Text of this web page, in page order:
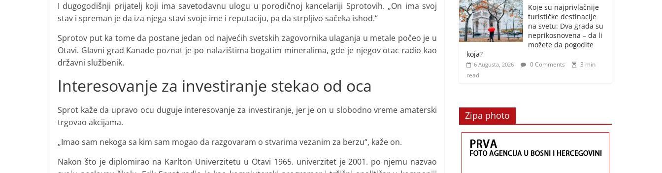
I dugogodišnji prijatelj koji ima savetodavnu ulogu u porodičnoj kancelariji Sprotovih. „On ima svoj
stav i spreman je da iza njega stavi svoje ime i reputaciju, pa da strpljivo sačeka ishod.“
Sprotov put ka tome da postane jedan od najvećih svetskih zagovornika ulaganja u metale počeo je u
Otavi. Glavni grad Kanade poznat je po nalazištima bogatim mineralima, gde je njegov otac radio kao
državni službenik.
Interesovanje za investiranje stekao od oca
Sprot kaže da upravo ocu duguje interesovanje za investiranje, jer je on u slobodno vreme amaterski
trgovao akcijama.
„Imao sam nekoga sa kim sam mogao da razgovaram o stvarima vezanim za berzu“, kaže on.
Nakon što je diplomirao na Karlton Univerzitetu u Otavi 1965. univerzitet je 2001. po njemu nazvao
Koje su najprivlačnije
turističke destinacije
na svetu: Dva grada su
neprikosnovena – da li
možete da pogodite
koja?
6 Augusta, 2026 0 Comments
3 min
read
Zipa photo